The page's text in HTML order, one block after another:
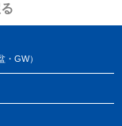
GW）